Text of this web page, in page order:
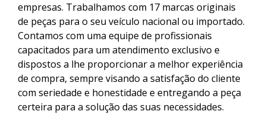
empresas. Trabalhamos com 17 marcas originais
de peças para o seu veículo nacional ou importado.
Contamos com uma equipe de profissionais
capacitados para um atendimento exclusivo e
dispostos a lhe proporcionar a melhor experiência
de compra, sempre visando a satisfação do cliente
com seriedade e honestidade e entregando a peça
certeira para a solução das suas necessidades.